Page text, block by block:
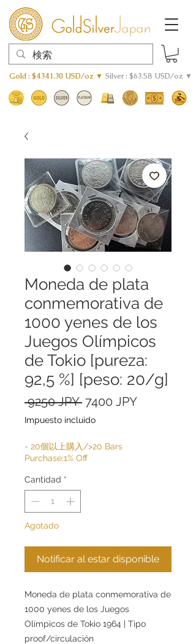
Gold : $4341.30 USD/oz ▼ Silver : $63.58 USD/oz ▼
Moneda de plata
conmemorativa de
1000 yenes de los
Juegos Olímpicos
de Tokio [pureza:
92,5 %] [peso: 20/g]
9250 JPY Precio
7400 JPYPrecio
Impuesto incluido
- 20個以上購入/>20 Bars
Purchase:1% Off
Cantidad *
Agotado
Notificar al estar disponible
Moneda de plata conmemorativa de
1000 yenes de los Juegos
Olímpicos de Tokio 1964 | Tipo
proof/circulación